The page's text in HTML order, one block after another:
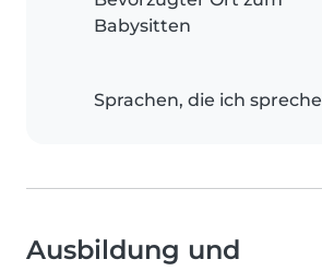
Babysitten
Sprachen, die ich spreche
Ausbildung und